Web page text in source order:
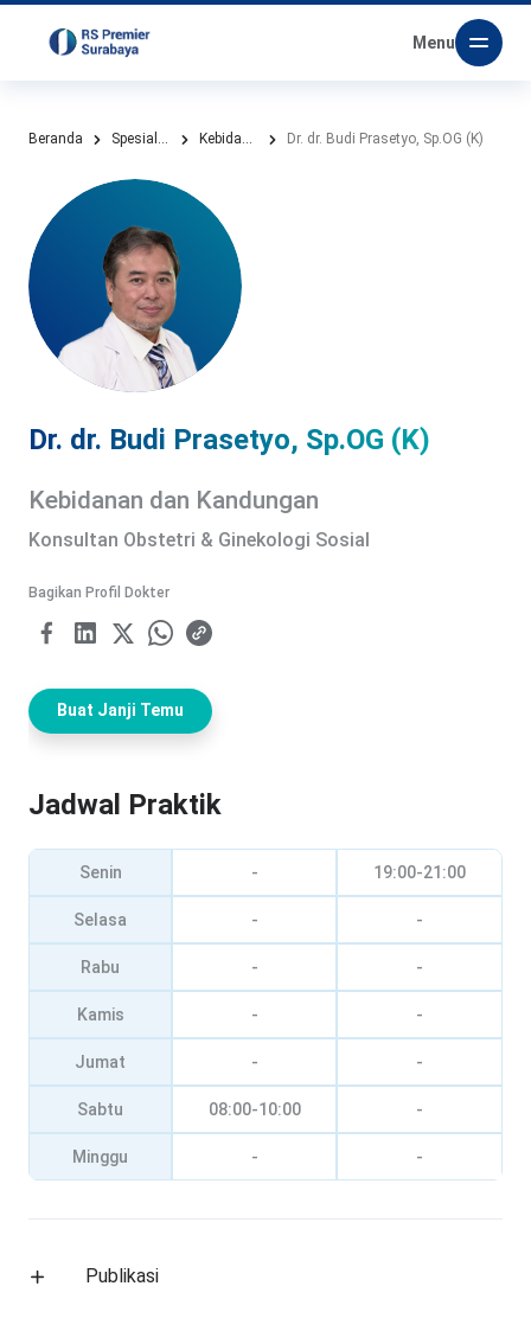
Menu
Beranda Spesialis Kami Kebidanan dan Kandungan Dr. dr. Budi Prasetyo, Sp.OG (K)
Dr. dr. Budi Prasetyo, Sp.OG (K)
Kebidanan dan Kandungan
Konsultan Obstetri & Ginekologi Sosial
Bagikan Profil Dokter
Buat Janji Temu
Jadwal Praktik
Senin - 19:00-21:00
Selasa - -
Rabu - -
Kamis - -
Jumat - -
Sabtu 08:00-10:00 -
Minggu - -
Publikasi